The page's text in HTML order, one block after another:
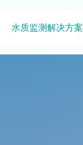
水质监测解决方案